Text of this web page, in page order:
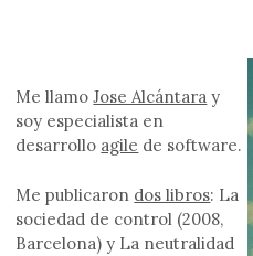
Me llamoJose Alcántara y
soy especialista en
desarrollo agile de software.
Me publicaron dos libros: La
sociedad de control (2008,
Barcelona) y La neutralidad